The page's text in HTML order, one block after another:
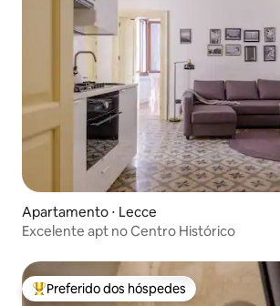
Apartamento ⋅ Lecce
Excelente apt no Centro Histórico
Entre os melhores preferidos dos hóspedes
Preferido dos hóspedes